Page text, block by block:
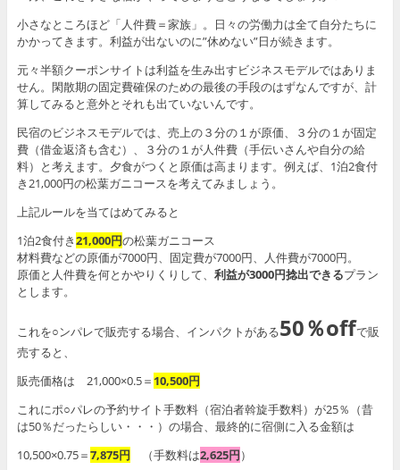
小さなところほど「人件費＝家族」。日々の労働力は全て自分たちに
かかってきます。利益が出ないのに”休めない”日が続きます。
元々半額クーポンサイトは利益を生み出すビジネスモデルではありま
せん。閑散期の固定費確保のための最後の手段のはずなんですが、計
算してみると意外とそれも出ていないんです。
民宿のビジネスモデルでは、売上の３分の１が原価、３分の１が固定
費（借金返済も含む）、３分の１が人件費（手伝いさんや自分の給
料）と考えます。夕食がつくと原価は高まります。例えば、1泊2食付
き21,000円の松葉ガニコースを考えてみましょう。
上記ルールを当てはめてみると
1泊2食付き21,000円の松葉ガニコース
材料費などの原価が7000円、固定費が7000円、人件費が7000円。
原価と人件費を何とかやりくりして、 利益が3000円捻出できるプラン
とします。
これを○ンパレで販売する場合、インパクトがある50％offで販
売すると、
販売価格は 21,000×0.5＝ 10,500円
これにポ○パレの予約サイト手数料（宿泊者斡旋手数料）が25％（昔
は50％だったらしい・・・）の場合、最終的に宿側に入る金額は
10,500×0.75＝7,875円 （手数料は2,625円）